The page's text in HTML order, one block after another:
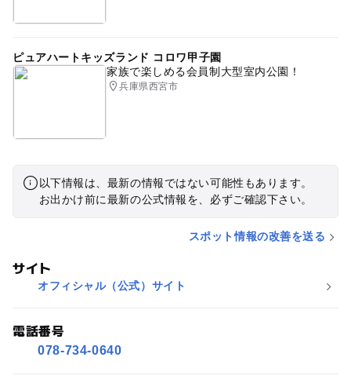
ピュアハートキッズランド コロワ甲子園
家族で楽しめる会員制大型室内公園！
兵庫県西宮市
以下情報は、最新の情報ではない可能性もあります。
お出かけ前に最新の公式情報を、必ずご確認下さい。
スポット情報の改善を送る
サイト
オフィシャル（公式）サイト
電話番号
078-734-0640